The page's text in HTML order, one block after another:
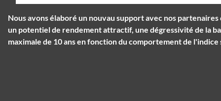
Nous avons élaboré un nouvau support avec nos
un potentiel de rendement attractif, une dégressivité de la
maximale de 10 ans en fonction du comportement de